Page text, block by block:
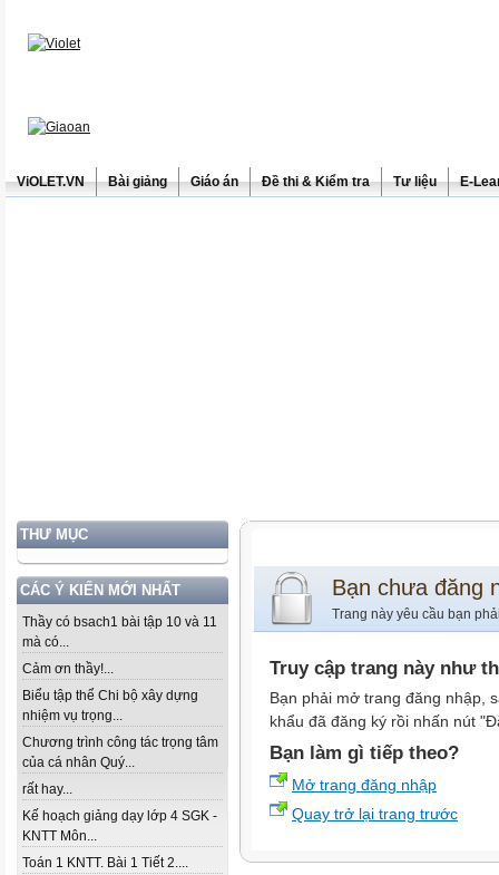
ViOLET.VN Bài giảng Giáo án Đề thi & Kiểm tra Tư liệu E-
THƯ MỤC
CÁC Ý KIẾN MỚI NHẤT
Thầy có bsach1 bài tập 10 và 11
mà có...
Cảm ơn thầy!...
Biểu tập thể Chi bộ xây dựng
nhiệm vụ trọng...
Chương trình công tác trọng tâm
của cá nhân Quý...
rất hay...
Kế hoạch giảng dạy lớp 4 SGK -
KNTT Môn...
Toán 1 KNTT. Bài 1 Tiết 2....
Bạn chưa đăng
Trang này yêu cầu bạn
Truy cập trang này như
Bạn phải mở trang đăng nhập,
khẩu đã đăng ký rồi nhấn nút
Bạn làm gì tiếp theo?
Mở trang đăng nhập
Quay trở lại trang trước